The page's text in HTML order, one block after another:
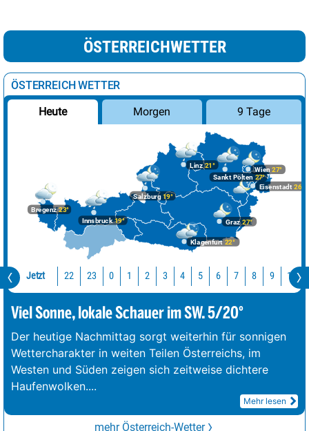
ÖSTERREICHWETTER
ÖSTERREICH WETTER
Heute Morgen 9 Tage
Bregenz23°
Graz27°
Innsbruck19°
Klagenfurt 22°
Linz21°
Salzburg19°
Wien 27°
Eisenstadt 26°
Sankt Pölten 27°
Jetzt 22 23 0 1 2 3 4 5 6 7 8 9 10
Viel Sonne, lokale Schauer im SW. 5/20°
Der heutige Nachmittag sorgt weiterhin für sonnigen
Wettercharakter in weiten Teilen Österreichs, im
Westen und Süden zeigen sich zeitweise dichtere
Haufenwolken....
Mehr lesen
mehr Österreich-Wetter